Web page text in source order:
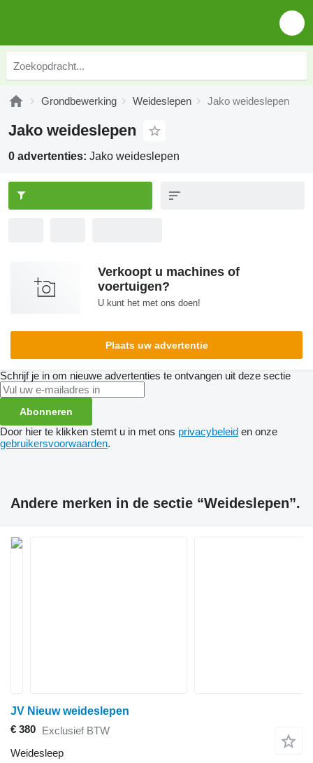
Grondbewerking Weideslepen Jako weideslepen
Jako weideslepen
0 advertenties: Jako weideslepen
Verkoopt u machines of
voertuigen?
U kunt het met ons doen!
Plaats uw advertentie
Schrijf je in om nieuwe advertenties te ontvangen uit deze sectie
Abonneren
Door hier te klikken stemt u in met ons privacybeleid en onze
gebruikersvoorwaarden.
Andere merken in de sectie “Weideslepen”.
JV Nieuw weideslepen
€ 380 Exclusief BTW
Weidesleep